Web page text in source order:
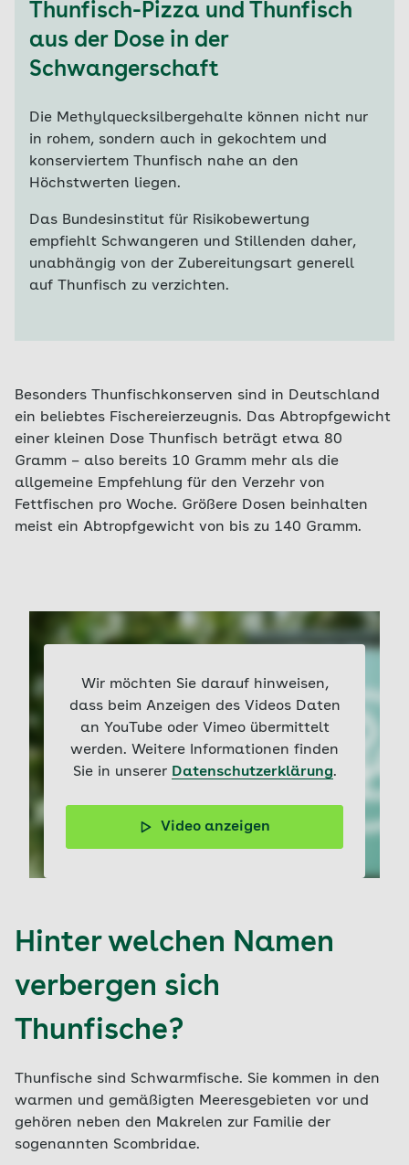
Thunfisch-Pizza und Thunfisch
aus der Dose in der
Schwangerschaft
Die Methylquecksilbergehalte können nicht nur
in rohem, sondern auch in gekochtem und
konserviertem Thunfisch nahe an den
Höchstwerten liegen.
Das Bundesinstitut für Risikobewertung
empfiehlt Schwangeren und Stillenden daher,
unabhängig von der Zubereitungsart generell
auf Thunfisch zu verzichten.
Besonders Thunfischkonserven sind in Deutschland
ein beliebtes Fischereierzeugnis. Das Abtropfgewicht
einer kleinen Dose Thunfisch beträgt etwa 80
Gramm – also bereits 10 Gramm mehr als die
allgemeine Empfehlung für den Verzehr von
Fettfischen pro Woche. Größere Dosen beinhalten
meist ein Abtropfgewicht von bis zu 140 Gramm.
Wir möchten Sie darauf hinweisen,
dass beim Anzeigen des Videos Daten
an YouTube oder Vimeo übermittelt
werden. Weitere Informationen finden
Sie in unserer Datenschutzerklärung.
Video anzeigen
Eine ausgewogene Ernährung spielt in der
Schwangerschaft eine zentrale Rolle für Ihre Gesundheit
Hinter welchen Namen
verbergen sich
Thunfische?
Thunfische sind Schwarmfische. Sie kommen in den
warmen und gemäßigten Meeresgebieten vor und
gehören neben den Makrelen zur Familie der
sogenannten Scombridae.